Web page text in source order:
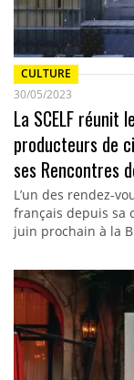
CULTURE
30/05/2023
La SCELF
producteurs de
ses Rencontres
L’un des rendez-
français depuis sa
juin prochain à la